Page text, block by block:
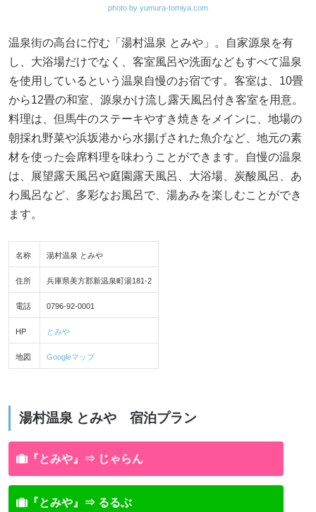
photo by yumura-tomiya.com
温泉街の高台に佇む「湯村温泉 とみや」。自家源泉を有
し、大浴場だけでなく、客室風呂や洗面などもすべて温泉
を使用しているという温泉自慢のお宿です。客室は、10畳
から12畳の和室、源泉かけ流し露天風呂付き客室を用意。
料理は、但馬牛のステーキやすき焼きをメインに、地場の
朝採れ野菜や浜坂港から水揚げされた魚介など、地元の素
材を使った会席料理を味わうことができます。自慢の温泉
は、展望露天風呂や庭園露天風呂、大浴場、炭酸風呂、あ
わ風呂など、多彩なお風呂で、湯あみを楽しむことができ
ます。
名称 湯村温泉 とみや
住所 兵庫県美方郡新温泉町湯181-2
電話 0796-92-0001
HP とみや
地図 Googleマップ
湯村温泉 とみや 宿泊プラン
『とみや』⇒ じゃらん
『とみや』⇒ るるぶ